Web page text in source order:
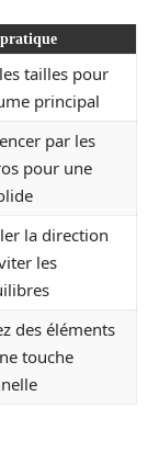
tailles pour
principal
par les
pour une
la direction
les
des éléments
touche